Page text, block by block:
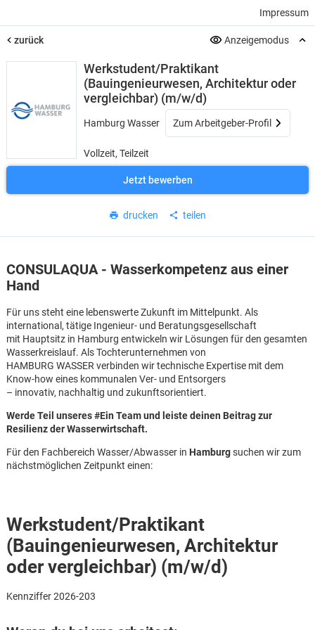
Impressum
zurück Anzeigemodus
Werkstudent/Praktikant
(Bauingenieurwesen, Architektur oder
vergleichbar) (m/w/d)
Hamburg Wasser Zum Arbeitgeber-Profil
Vollzeit, Teilzeit
Jetzt bewerben
drucken teilen
CONSULAQUA - Wasserkompetenz aus einer
Hand
Für uns steht eine lebenswerte Zukunft im Mittelpunkt. Als
international, tätige Ingenieur- und Beratungsgesellschaft
mit Hauptsitz in Hamburg entwickeln wir Lösungen für den gesamten
Wasserkreislauf. Als Tochterunternehmen von
HAMBURG WASSER verbinden wir technische Expertise mit dem
Know-how eines kommunalen Ver- und Entsorgers
– innovativ, nachhaltig und zukunftsorientiert.
Werde Teil unseres #Ein Team und leiste deinen Beitrag zur
Resilienz der Wasserwirtschaft.
Für den Fachbereich Wasser/Abwasser in Hamburgsuchen wir zum
nächstmöglichen Zeitpunkt einen:
Werkstudent/Praktikant
(Bauingenieurwesen, Architektur
oder vergleichbar) (m/w/d)
Kennziffer 2026-203